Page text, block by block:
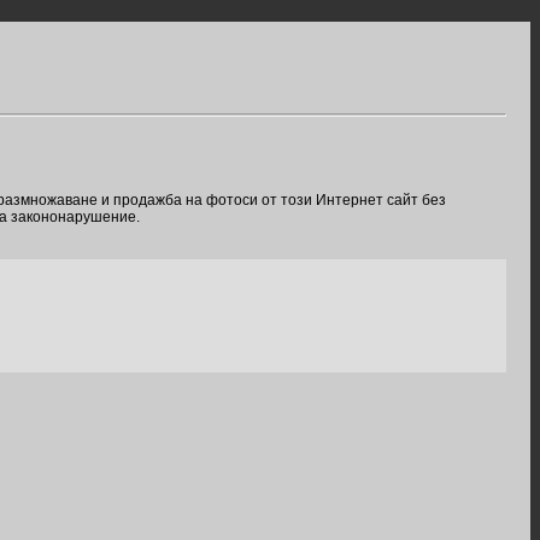
и продажба на фотоси от този Интернет сайт без
закононарушение.